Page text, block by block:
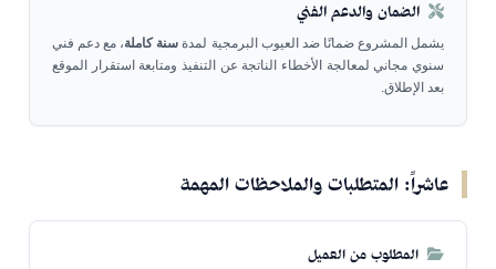
الضمان والدعم الفني
يشمل المشروع ضمانًا ضد العيوب البرمجية لمدة سنة كاملة، مع دعم فني
سنوي مجاني لمعالجة الأخطاء الناتجة عن التنفيذ ومتابعة استقرار الموقع
بعد الإطلاق.
عاشراً: المتطلبات والملاحظات المهمة
المطلوب من العميل